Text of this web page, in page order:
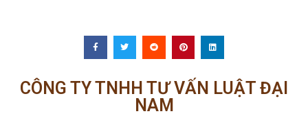
CÔNG TY TNHH TƯ VẤN LUẬT ĐẠI
NAM